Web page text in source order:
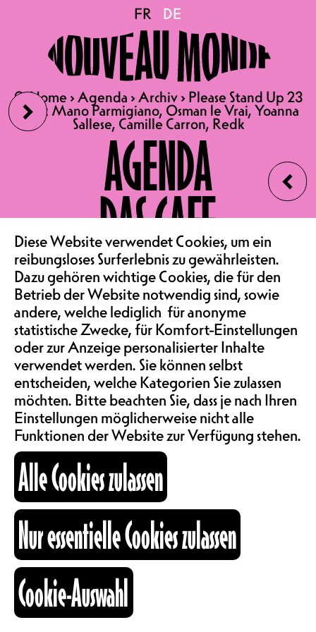
›
‹
FR DE
🔍Home›Agenda ›Archiv› Please Stand Up 23
Avec Mano Parmigiano, Osman le Vrai, Yoanna
Sallese, Camille Carron, Redk
AGENDA
DAS CAFE
VEREIN & COMMUNITY
SAALMIETE
ABOS & TARIFE
INFORMATIONEN
KARTOGRAPHIE
SUCHE
Kulturraum
FR DE
🔍Home›Agenda ›Archiv› Please Stand Up 23
Avec Mano Parmigiano, Osman le Vrai, Yoanna
Sallese, Camille Carron, Redk
Please Stand Up 23 Avec
Mano Parmigiano, Osman
le Vrai, Yoanna Sallese,
Camille Carron, Redk
SA 18.04.2026
PLEASE STAND UP 23
MIT MANO PARMIGIANO
(FR), OSMAN LE VRAI (BE),
YOANNA SALLESE (CH),
CAMILLE CARRON (CH),
REDK (CH)
MODERIERT VON DAVID
VIDA
COMEDY | KONZERTSAAL
TÜRÖFFNUNG 20H, BEGINN
20H30
MEMBER : 15.-,
NORMALPREIS : 20.-,
EMPFOHLENER PREIS : 30.-
SHOW IN FRANZÖSISCHER
SPRACHE
Diese Website verwendet Cookies, um ein
reibungsloses Surferlebnis zu gewährleisten.
Dazu gehören wichtige Cookies, die für den
Betrieb der Website notwendig sind, sowie
andere, welche lediglich für anonyme
statistische Zwecke, für Komfort-Einstellungen
oder zur Anzeige personalisierter Inhalte
verwendet werden. Sie können selbst
entscheiden, welche Kategorien Sie zulassen
möchten. Bitte beachten Sie, dass je nach Ihren
Einstellungen möglicherweise nicht alle
Funktionen der Website zur Verfügung stehen.
Alle Cookies zulassen
Nur essentielle Cookies zulassen
Cookie-Auswahl